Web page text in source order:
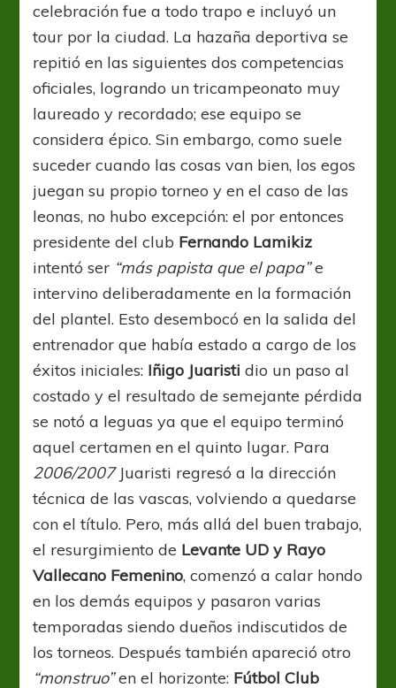
celebración fue a todo trapo e incluyó un
tour por la ciudad. La hazaña deportiva se
repitió en las siguientes dos competencias
oficiales, logrando un tricampeonato muy
laureado y recordado; ese equipo se
considera épico. Sin embargo, como suele
suceder cuando las cosas van bien, los egos
juegan su propio torneo y en el caso de las
leonas, no hubo excepción: el por entonces
presidente del club Fernando Lamikiz
intentó ser “más papista que el papa”e
intervino deliberadamente en la formación
del plantel. Esto desembocó en la salida del
entrenador que había estado a cargo de los
éxitos iniciales: Iñigo Juaristidio un paso al
costado y el resultado de semejante pérdida
se notó a leguas ya que el equipo terminó
aquel certamen en el quinto lugar. Para
2006/2007Juaristi regresó a la dirección
técnica de las vascas, volviendo a quedarse
con el título. Pero, más allá del buen trabajo,
el resurgimiento de Levante UD y Rayo
Vallecano Femenino, comenzó a calar hondo
en los demás equipos y pasaron varias
temporadas siendo dueños indiscutidos de
los torneos. Después también apareció otro
“monstruo”en el horizonte: Fútbol Club